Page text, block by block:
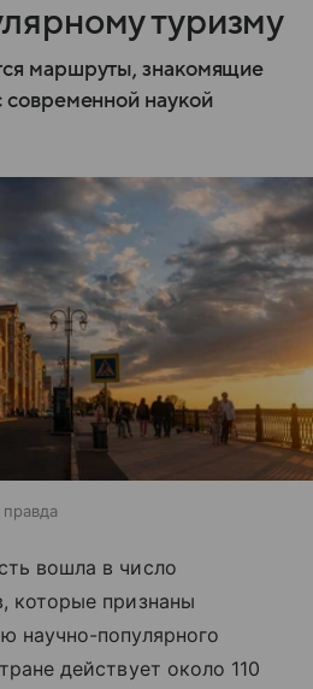
туризму
маршруты, знакомящие
современной наукой
вошла в число
которые признаны
научно-популярного
действует около 110